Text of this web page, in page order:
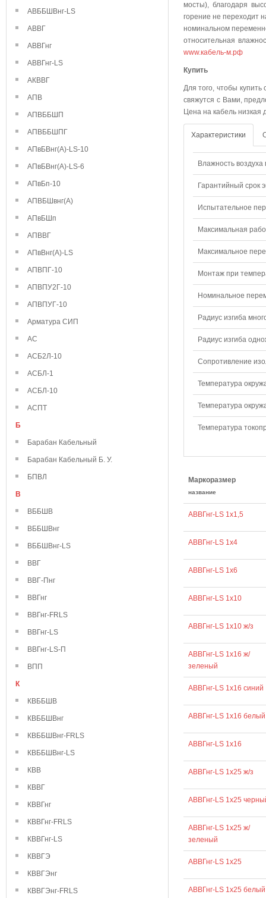
АВББШВнг-LS
АВВГ
АВВГнг
АВВГнг-LS
АКВВГ
АПВ
АПВББШП
АПВББШПГ
АПвБВнг(А)-LS-10
АПвБВнг(А)-LS-6
АПвБп-10
АПВБШвнг(А)
АПвБШп
АПВВГ
АПвВнг(А)-LS
АПВПГ-10
АПВПУ2Г-10
АПВПУГ-10
Арматура СИП
АС
АСБ2Л-10
АСБЛ-1
АСБЛ-10
АСПТ
Б
Барабан Кабельный
Барабан Кабельный Б. У.
БПВЛ
В
ВББШВ
ВББШВнг
ВББШВнг-LS
ВВГ
ВВГ-Пнг
ВВГнг
ВВГнг-FRLS
ВВГнг-LS
ВВГнг-LS-П
ВПП
К
КВББШВ
КВББШВнг
КВББШВнг-FRLS
КВББШВнг-LS
КВВ
КВВГ
КВВГнг
КВВГнг-FRLS
КВВГнг-LS
КВВГЭ
КВВГЭнг
КВВГЭнг-FRLS
мосты), благодаря
горение не переходит
номинальном
относительная
www.кабель-м.рф
Для того, чтобы купить
свяжутся с Вами,
Цена на кабель низкая
Характеристики
Влажность воздуха
Гарантийный срок
Испытательное
Максимальная
Максимальное
Монтаж при
Номинальное
Радиус изгиба
Радиус изгиба
Сопротивление
Температура
Температура
Температура
Маркоразмер
название
АВВГнг-LS 1х1,5
АВВГнг-LS 1х4
АВВГнг-LS 1х6
АВВГнг-LS 1х10
АВВГнг-LS 1х10 ж/з
АВВГнг-LS 1х16 ж/
зеленый
АВВГнг-LS 1х16 синий
АВВГнг-LS 1х16 белый
АВВГнг-LS 1х16
АВВГнг-LS 1х25 ж/з
АВВГнг-LS 1х25
АВВГнг-LS 1х25 ж/
зеленый
АВВГнг-LS 1х25
АВВГнг-LS 1х25 белый